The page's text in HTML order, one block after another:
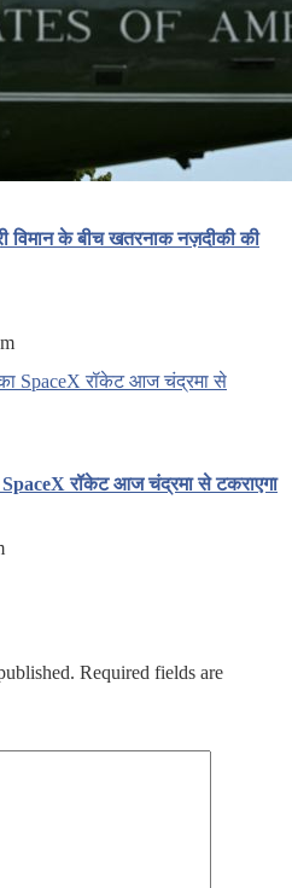
विमान के बीच खतरनाक नज़दीकी की
SpaceX रॉकेट आज चंद्रमा से टकराएगा
Required fields are